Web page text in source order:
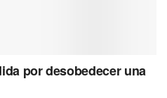
por desobedecer una